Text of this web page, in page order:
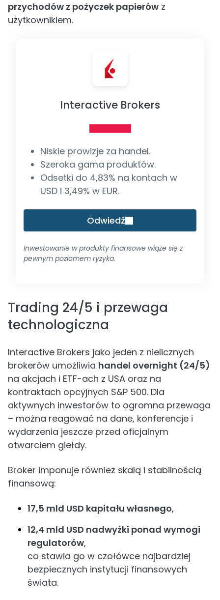
przychodów z pożyczek papierów z
użytkownikiem.
Interactive Brokers
Niskie prowizje za handel.
Szeroka gama produktów.
Odsetki do 4,83% na kontach w
USD i 3,49% w EUR.
Odwiedź
Inwestowanie w produkty finansowe wiąże się z
pewnym poziomem ryzyka.
Trading 24/5 i przewaga
technologiczna
Interactive Brokers jako jeden z nielicznych
brokerów umożliwia handel overnight (24/5)
na akcjach i ETF-ach z USA oraz na
kontraktach opcyjnych S&P 500. Dla
aktywnych inwestorów to ogromna przewaga
– można reagować na dane, konferencje i
wydarzenia jeszcze przed oficjalnym
otwarciem giełdy.
Broker imponuje również skalą i stabilnością
finansową:
17,5 mld USD kapitału własnego,
12,4 mld USD nadwyżki ponad wymogi
regulatorów,
co stawia go w czołówce najbardziej
bezpiecznych instytucji finansowych
świata.